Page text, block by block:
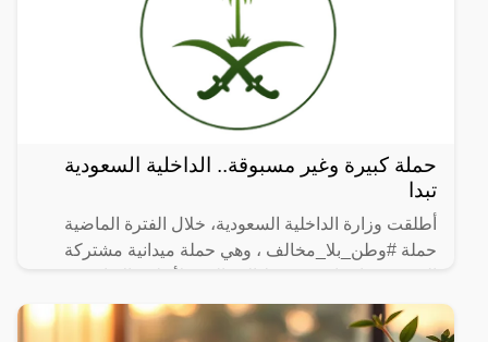
حملة كبيرة وغير مسبوقة.. الداخلية السعودية
تبدا
أطلقت وزارة الداخلية السعودية، خلال الفترة الماضية
حملة #وطن_بلا_مخالف ، وهي حملة ميدانية مشتركة
والعمل وأمن